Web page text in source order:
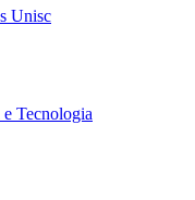
Unisc
Tecnologia